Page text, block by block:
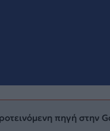
πηγή στην